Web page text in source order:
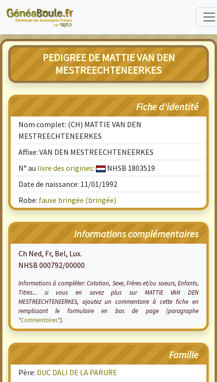
PEDIGREE DE MATTIE VAN DEN
MESTREECHTENEERKES
Fiche d'identité
Nom complet: (CH) MATTIE VAN DEN
MESTREECHTENEERKES
Affixe: VAN DEN MESTREECHTENEERKES
N° au livre des origines:
NHSB 1803519
Date de naissance: 11/01/1992
Robe: fauve bringée (bringée)
Informations complémentaires
Ch Ned, Fr, Bel, Lux.
NHSB 000792/00000
Informations à compléter: Cotation, Sexe, Frères et/ou soeurs, Enfants,
Titres... si vous en savez plus sur MATTIE VAN DEN
MESTREECHTENEERKES, ajoutez un commentaire à cette fiche en
remplissant le formulaire en bas de page (paragraphe
"Commentaires").
Famille
Père: DUC DALI DE LA PARURE